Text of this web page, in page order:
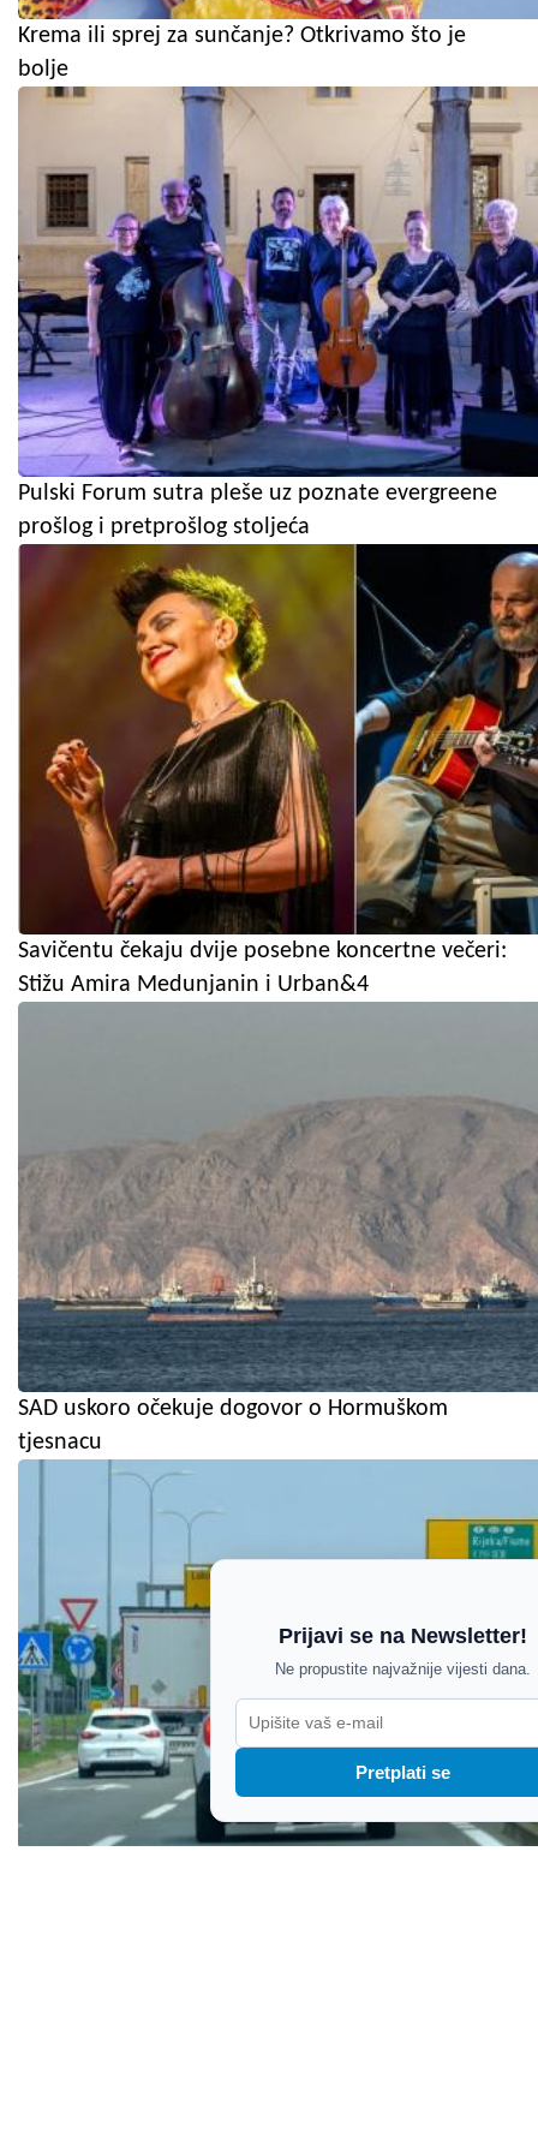
Krema ili sprej za sunčanje? Otkrivamo što je
bolje
Pulski Forum sutra pleše uz poznate evergreene
prošlog i pretprošlog stoljeća
Savičentu čekaju dvije posebne koncertne večeri:
Stižu Amira Medunjanin i Urban&4
SAD uskoro očekuje dogovor o Hormuškom
tjesnacu
Prijavi se na Newsletter!
Ne propustite najvažnije vijesti dana.
Pretplati se